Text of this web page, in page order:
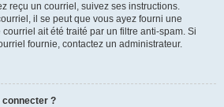
reçu un courriel, suivez ses instructions.
il se peut que vous ayez fourni une
ait été traité par un filtre anti-spam. Si
fournie, contactez un administrateur.
connecter ?